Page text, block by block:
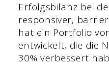
Erfolgsbilanz bei
responsiver,
hat ein Portfolio
entwickelt, die die
30% verbessert